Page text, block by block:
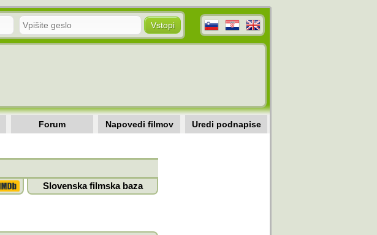
Forum Napovedi filmov Uredi podnapise
Slovenska filmska baza